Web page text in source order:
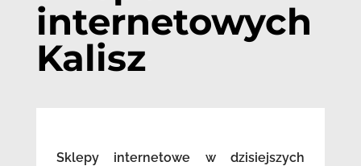
internetowych
Kalisz
Sklepy internetowe w dzisiejszych